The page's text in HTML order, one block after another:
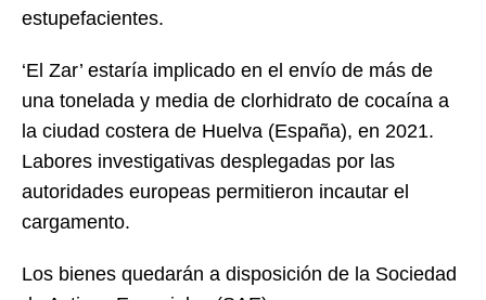
estupefacientes.
‘El Zar’ estaría implicado en el envío de más de
una tonelada y media de clorhidrato de cocaína a
la ciudad costera de Huelva (España), en 2021.
Labores investigativas desplegadas por las
autoridades europeas permitieron incautar el
cargamento.
Los bienes quedarán a disposición de la Sociedad